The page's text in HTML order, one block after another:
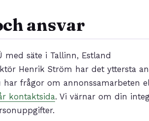
ansvar
med säte i Tallinn, Estland
Henrik Ström har det yttersta
frågor om annonssamarbeten
kontaktsida. Vi värnar om din